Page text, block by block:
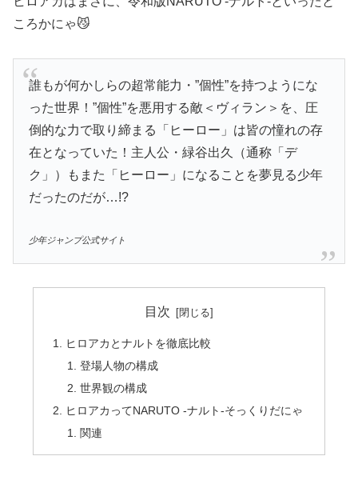
ころかにゃ😼
誰もが何かしらの超常能力・”個性”を持つようにな
った世界！”個性”を悪用する敵＜ヴィラン＞を、圧
倒的な力で取り締まる「ヒーロー」は皆の憧れの存
在となっていた！主人公・緑谷出久（通称「デ
ク」）もまた「ヒーロー」になることを夢見る少年
だったのだが…!?
少年ジャンプ公式サイト
目次
ヒロアカとナルトを徹底比較
登場人物の構成
世界観の構成
ヒロアカってNARUTO -ナルト-そっくりだにゃ
関連